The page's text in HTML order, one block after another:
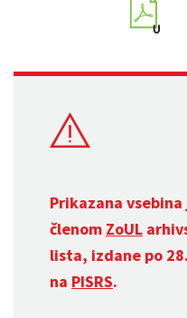
Prikazana
členom ZoUL
lista, izdane po
na PISRS.